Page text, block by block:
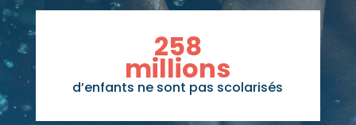
258
millions
d’enfants ne sont pas scolarisés